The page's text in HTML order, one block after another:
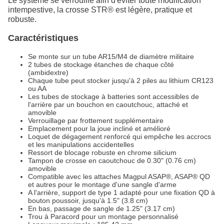
intempestive, la crosse STR® est légère, pratique et
robuste.
Caractéristiques
Se monte sur un tube AR15/M4 de diamètre militaire
2 tubes de stockage étanches de chaque côté
(ambidextre)
Chaque tube peut stocker jusqu'à 2 piles au lithium CR123
ou AA
Les tubes de stockage à batteries sont accessibles de
l'arrière par un bouchon en caoutchouc, attaché et
amovible
Verrouillage par frottement supplémentaire
Emplacement pour la joue incliné et amélioré
Loquet de dégagement renforcé qui empêche les accrocs
et les manipulations accidentelles
Ressort de blocage robuste en chrome silicium
Tampon de crosse en caoutchouc de 0.30" (0.76 cm)
amovible
Compatible avec les attaches Magpul ASAP®, ASAP® QD
et autres pour le montage d'une sangle d'arme
A l'arrière, support de type 1 adapté pour une fixation QD à
bouton poussoir, jusqu'à 1.5" (3.8 cm)
En bas, passage de sangle de 1.25" (3.17 cm)
Trou à Paracord pour un montage personnalisé